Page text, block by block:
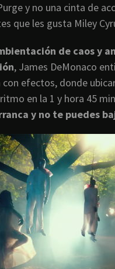
y no una cinta de
que les gusta Miley
de caos y
, James DeMonaco
efectos, donde
en la 1 y hora 45
y no te puedes